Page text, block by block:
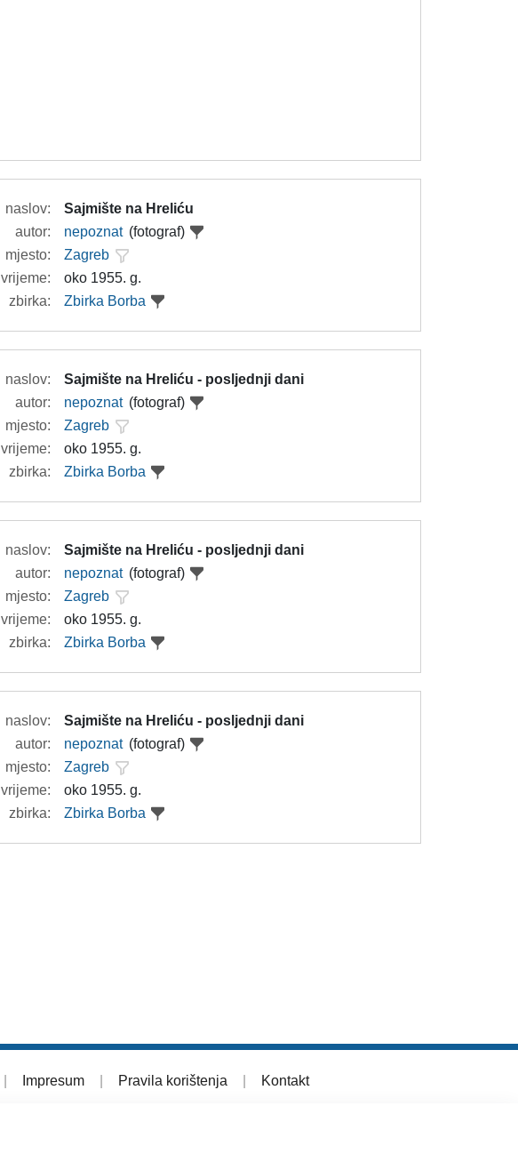
naslov:
Sajmište na Hreliću
autor:
nepoznat (fotograf)
mjesto:
Zagreb
vrijeme:
oko 1955. g.
zbirka:
Zbirka Borba
naslov:
Sajmište na Hreliću - posljednji dani
autor:
nepoznat (fotograf)
mjesto:
Zagreb
vrijeme:
oko 1955. g.
zbirka:
Zbirka Borba
naslov:
Sajmište na Hreliću - posljednji dani
autor:
nepoznat (fotograf)
mjesto:
Zagreb
vrijeme:
oko 1955. g.
zbirka:
Zbirka Borba
naslov:
Sajmište na Hreliću - posljednji dani
autor:
nepoznat (fotograf)
mjesto:
Zagreb
vrijeme:
oko 1955. g.
zbirka:
Zbirka Borba
Impresum Pravila korištenja Kontakt